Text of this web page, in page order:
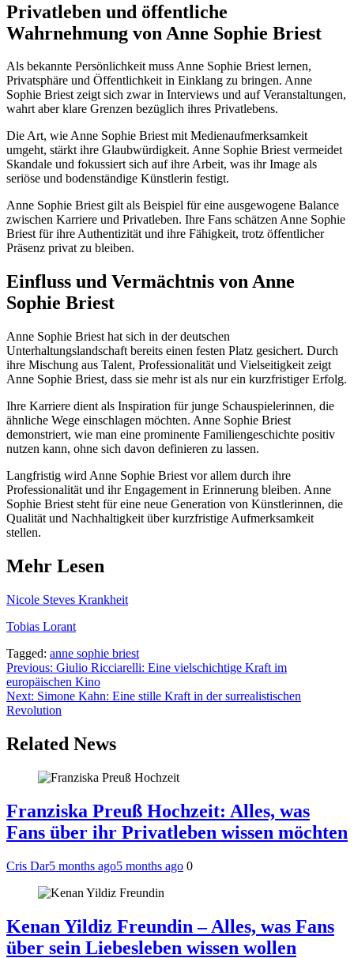
Privatleben und öffentliche
Wahrnehmung von Anne Sophie Briest
Als bekannte Persönlichkeit muss Anne Sophie Briest lernen,
Privatsphäre und Öffentlichkeit in Einklang zu bringen. Anne
Sophie Briest zeigt sich zwar in Interviews und auf Veranstaltungen,
wahrt aber klare Grenzen bezüglich ihres Privatlebens.
Die Art, wie Anne Sophie Briest mit Medienaufmerksamkeit
umgeht, stärkt ihre Glaubwürdigkeit. Anne Sophie Briest vermeidet
Skandale und fokussiert sich auf ihre Arbeit, was ihr Image als
seriöse und bodenständige Künstlerin festigt.
Anne Sophie Briest gilt als Beispiel für eine ausgewogene Balance
zwischen Karriere und Privatleben. Ihre Fans schätzen Anne Sophie
Briest für ihre Authentizität und ihre Fähigkeit, trotz öffentlicher
Präsenz privat zu bleiben.
Einfluss und Vermächtnis von Anne
Sophie Briest
Anne Sophie Briest hat sich in der deutschen
Unterhaltungslandschaft bereits einen festen Platz gesichert. Durch
ihre Mischung aus Talent, Professionalität und Vielseitigkeit zeigt
Anne Sophie Briest, dass sie mehr ist als nur ein kurzfristiger Erfolg.
Ihre Karriere dient als Inspiration für junge Schauspielerinnen, die
ähnliche Wege einschlagen möchten. Anne Sophie Briest
demonstriert, wie man eine prominente Familiengeschichte positiv
nutzen kann, ohne sich davon definieren zu lassen.
Langfristig wird Anne Sophie Briest vor allem durch ihre
Professionalität und ihr Engagement in Erinnerung bleiben. Anne
Sophie Briest steht für eine neue Generation von Künstlerinnen, die
Qualität und Nachhaltigkeit über kurzfristige Aufmerksamkeit
stellen.
Mehr Lesen
Nicole Steves Krankheit
Tobias Lorant
Tagged: anne sophie briest
Post
navigation
Previous: Giulio Ricciarelli: Eine vielschichtige Kraft im
europäischen Kino
Next: Simone Kahn: Eine stille Kraft in der surrealistischen
Revolution
Related News
Franziska Preuß Hochzeit: Alles, was
Fans über ihr Privatleben wissen möchten
Cris Dar5 months ago5 months ago 0
Kenan Yildiz Freundin – Alles, was Fans
über sein Liebesleben wissen wollen